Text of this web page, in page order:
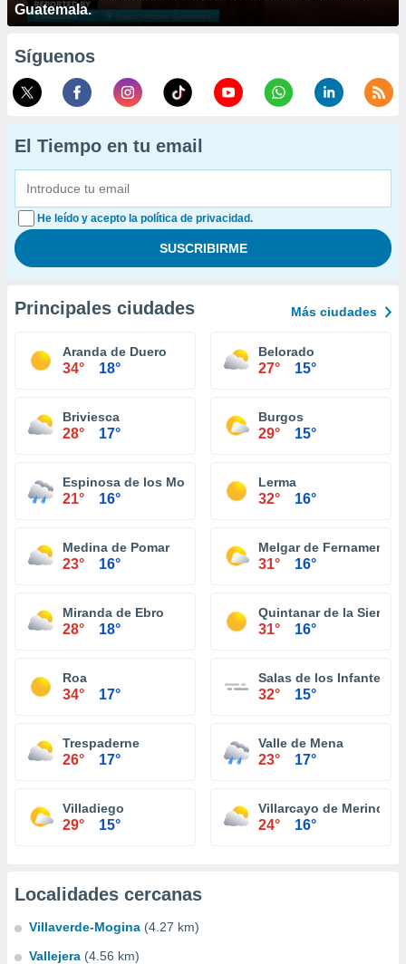
Guatemala.
Síguenos
El Tiempo en tu email
He leído y acepto la política de privacidad.
Principales ciudades Más ciudades
Aranda de Duero
34° 18°
Belorado
27° 15°
Briviesca
28° 17°
Burgos
29° 15°
Espinosa de los Monteros
21° 16°
Lerma
32° 16°
Medina de Pomar
23° 16°
Melgar de Fernamental
31° 16°
Miranda de Ebro
28° 18°
Quintanar de la Sierra
31° 16°
Roa
34° 17°
Salas de los Infantes
32° 15°
Trespaderne
26° 17°
Valle de Mena
23° 17°
Villadiego
29° 15°
Villarcayo de Merindad
24° 16°
Localidades cercanas
Villaverde-Mogina (4.27 km)
Vallejera (4.56 km)